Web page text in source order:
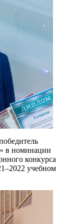
в номинации
конкурса
учебном